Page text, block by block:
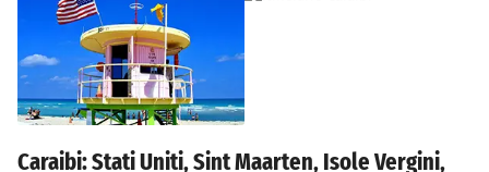
Caraibi: Stati Uniti, Sint Maarten, Isole Vergini,